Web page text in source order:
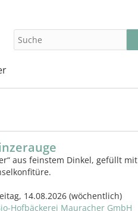
aus feinstem Dinkel, gefüllt mit
14.08.2026 (wöchentlich)
Hofbäckerei Mauracher GmbH